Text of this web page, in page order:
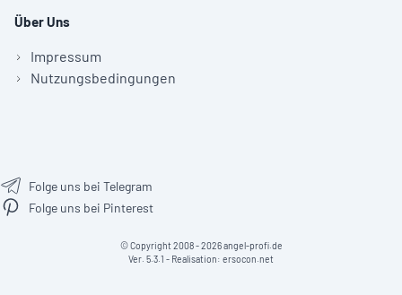
Über Uns
Impressum
Nutzungsbedingungen
Folge uns bei Telegram
Folge uns bei Pinterest
© Copyright 2008 - 2026 angel-profi.de
Ver. 5.3.1 - Realisation: ersocon.net